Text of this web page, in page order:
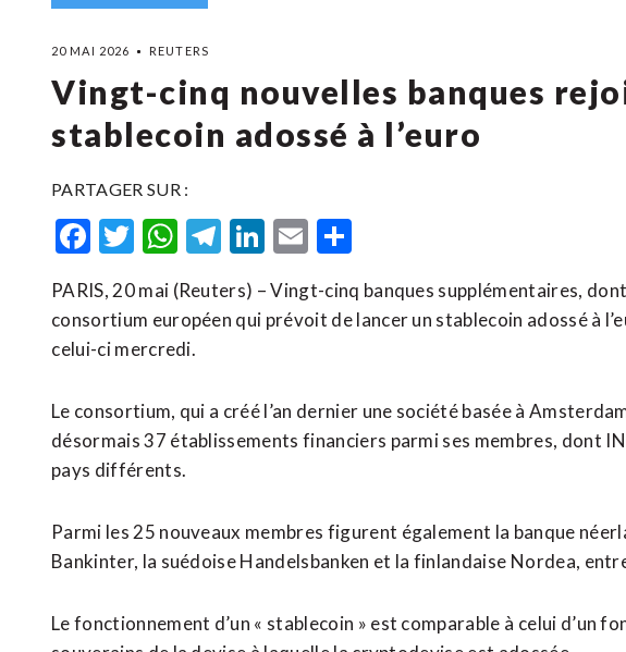
20 MAI 2026 REUTERS
Vingt-cinq nouvelles banques
stablecoin adossé à l’euro
PARTAGER SUR :
Facebook
Twitter
WhatsApp
Telegram
LinkedIn
Email
PARIS, 20 mai (Reuters) – Vingt-cinq banques supplémentaires,
consortium européen qui prévoit de lancer un stablecoin adossé à
⁠celui-ci mercredi.
Le consortium, qui a créé l’an ‌dernier une ‌société basée à
désormais 37 établissements financiers parmi ses membres, ​dont
pays différents.
Parmi les 25 nouveaux membres figurent également la banque
Bankinter, la suédoise Handelsbanken et la finlandaise ⁠Nordea,
Le fonctionnement d’un « stablecoin » est comparable ⁠à celui d’un